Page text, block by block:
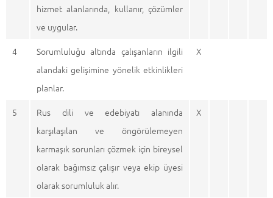
hizmet alanlarında, kullanır, çözümler
ve uygular.
4
Sorumluluğu altında çalışanların ilgili
alandaki gelişimine yönelik etkinlikleri
planlar.
X
5
Rus dili ve edebiyatı alanında
karşılaşılan ve öngörülemeyen
karmaşık sorunları çözmek için bireysel
olarak bağımsız çalışır veya ekip üyesi
olarak sorumluluk alır.
X